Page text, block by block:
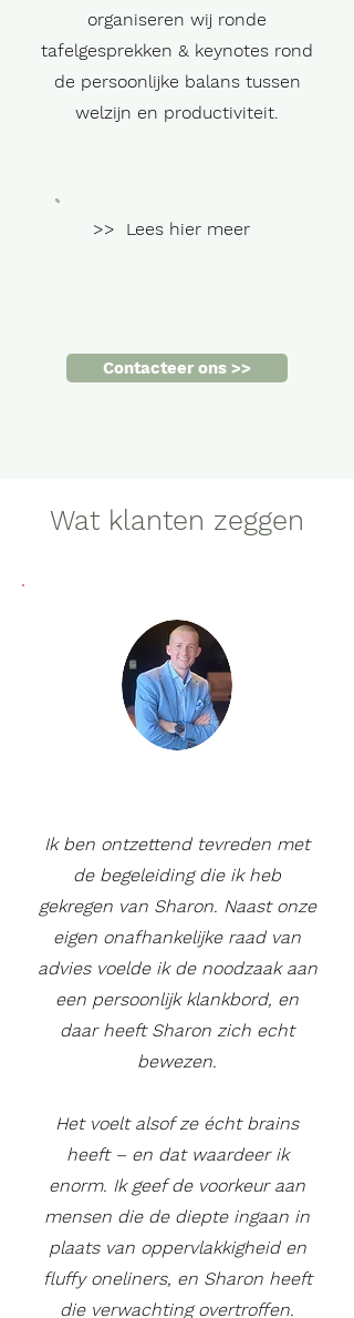
organiseren wij ronde
tafelgesprekken & keynotes rond
de persoonlijke balans tussen
welzijn en productiviteit.
>> Lees hier meer
Contacteer ons >>
Wat klanten zeggen
Ik ben ontzettend tevreden met
de begeleiding die ik heb
gekregen van Sharon. Naast onze
eigen onafhankelijke raad van
advies voelde ik de noodzaak aan
een persoonlijk klankbord, en
daar heeft Sharon zich echt
bewezen.
Het voelt alsof ze écht brains
heeft – en dat waardeer ik
enorm. Ik geef de voorkeur aan
mensen die de diepte ingaan in
plaats van oppervlakkigheid en
fluffy oneliners, en Sharon heeft
die verwachting overtroffen.